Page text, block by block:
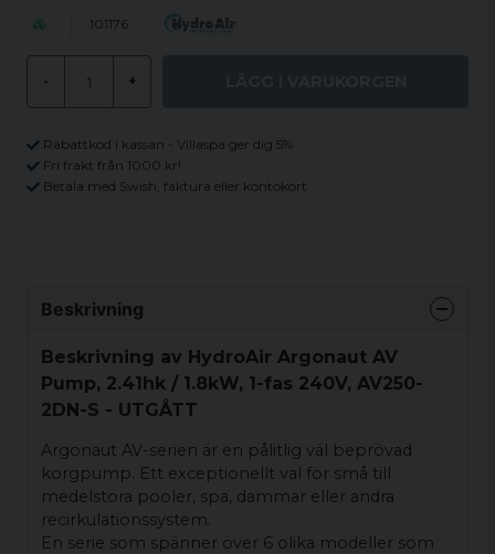
101176
- +
Rabattkod i kassan - Villaspa ger dig 5%
Fri frakt från 1000 kr!
Betala med Swish, faktura eller kontokort
Beskrivning
Beskrivning av HydroAir Argonaut AV
Pump, 2.41hk / 1.8kW, 1-fas 240V, AV250-
2DN-S - UTGÅTT
Argonaut AV-serien är en pålitlig väl beprövad
korgpump. Ett exceptionellt val för små till
medelstora pooler, spa, dammar eller andra
recirkulationssystem.
En serie som spänner över 6 olika modeller som